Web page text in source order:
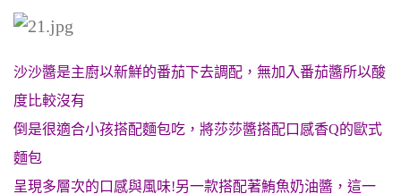
沙沙醬是主廚以新鮮的番茄下去調配，無加入番茄醬所以酸
度比較沒有
倒是很適合小孩搭配麵包吃， 將莎莎醬搭配口感香Q的歐式
麵包
呈現多層次的口感與風味!另一款搭配著鮪魚奶油醬，這一